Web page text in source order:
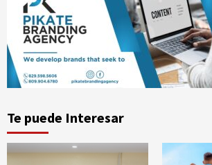
Te puede Interesar